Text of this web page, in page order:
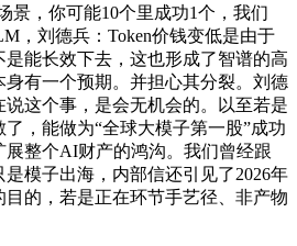
景，你可能10个里成功1个，我们
，刘德兵：Token价钱变低是由于
是能长效下去，这也形成了智谱的高
有一个预期。并担心其分裂。刘德
这个事，是会无机会的。以至若是
，能做为“全球大模子第一股”成功
整个AI财产的鸿沟。我们曾经跟
模子出海，内部信还引见了2026年
的，若是正在环节手艺径、非产物